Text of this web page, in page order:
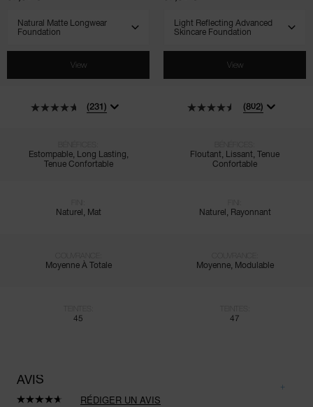
View
(231)
Estompable, Long Lasting,
Tenue Confortable
Naturel, Mat
Moyenne À Totale
45
View
(802)
Floutant, Lissant, Tenue
Confortable
Naturel, Rayonnant
Moyenne, Modulable
47
AVIS
RÉDIGER UN AVIS